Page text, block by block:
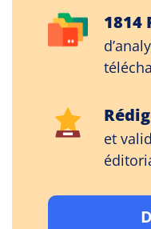
1814
et